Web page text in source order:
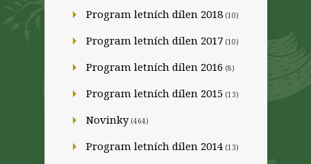
Program letních dílen 2018 (10)
Program letních dílen 2017 (10)
Program letních dílen 2016 (8)
Program letních dílen 2015 (13)
Novinky(464)
Program letních dílen 2014 (13)